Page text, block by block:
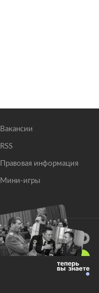
«космические
Вакансии
RSS
Правовая информация
Мини-игры
защищены.